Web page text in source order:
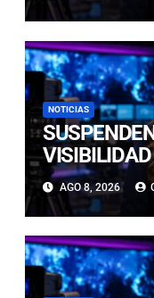
NOTICIAS
RETOMARÁ
AGO 8, 2026